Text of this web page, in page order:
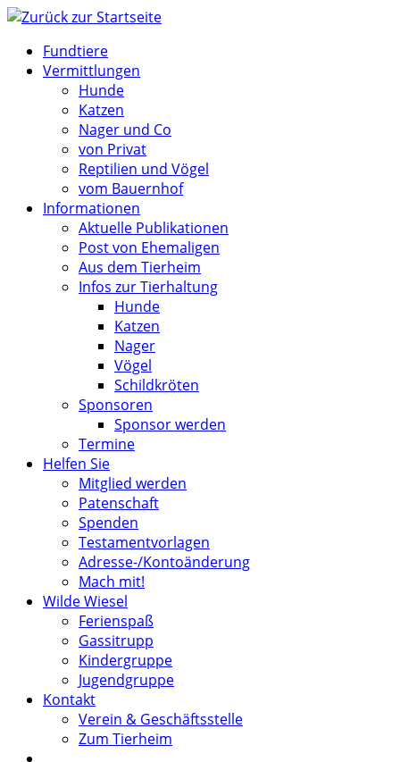
Zum
springenFundtiere
Vermittlungen
Hunde
Katzen
Nager und Co
von Privat
Reptilien und Vögel
vom Bauernhof
Informationen
Aktuelle Publikationen
Post von Ehemaligen
Aus dem Tierheim
Infos zur Tierhaltung
Hunde
Katzen
Nager
Vögel
Schildkröten
Sponsoren
Sponsor werden
Termine
Helfen Sie
Mitglied werden
Patenschaft
Spenden
Testamentvorlagen
Adresse-/Kontoänderung
Mach mit!
Wilde Wiesel
Ferienspaß
Gassitrupp
Kindergruppe
Jugendgruppe
Kontakt
Verein & Geschäftsstelle
Zum Tierheim